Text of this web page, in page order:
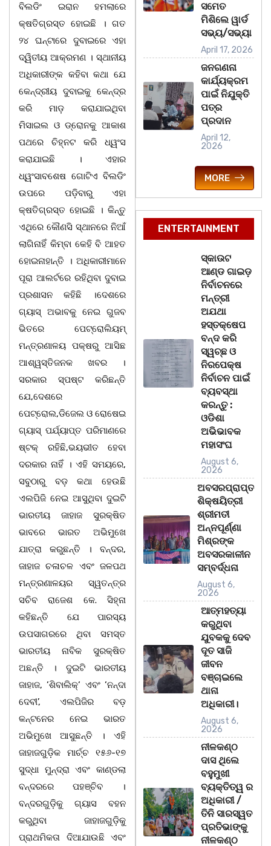
ବିଲଡିଂ ଇରାନ ହମଲାରେ
କ୍ଷତିଗ୍ରସ୍ତ ହୋଇଛି । ଗତ
୨୪ ଘନ୍ଟାରେ ଦୁବାଇରେ ଏହା
ଦ୍ୱିତୀୟ ଆକ୍ରମଣ । ସ୍ଥାନୀୟ
ଅଧିକାରୀଙ୍କ କହିବା କଥା ଯେ
କେନ୍ଦ୍ରୀୟ ଦୁବାଇକୁ କେନ୍ଦ୍ର
କରି ମାଡ଼ କରାଯାଇଥିବା
ମିସାଇଲ ଓ ଡ୍ରୋନକୁ ଆକାଶ
ପଥରେ ଚିହ୍ନଟ କରି ଧ୍ୱଂସ
କରାଯାଇଛି । ଏହାର
ଧ୍ୱଂସାବଶେଷ ଗୋଟିଏ ବିଲଡିଂ
ଉପରେ ପଡ଼ିବାରୁ ଏହା
କ୍ଷତିଗ୍ରସ୍ତ ହୋଇଛି । କିନ୍ତୁ
ଏଥିରେ କୌଣସି ସ୍ଥାନରେ ନିଆଁ
ଲାଗିନାହିଁ କିମ୍ବା କେହି ବି ଆହତ
ହୋଇନାହାନ୍ତି । ଅଧିକାରୀମାନେ
ପୂରା ଆଲର୍ଟରେ ରହିଥିବା ଦୁବାଇ
ପ୍ରଶାସନ କହିଛି ।ଦେଶରେ
ଗ୍ୟାସ୍ ଅଭାବକୁ ନେଇ ଗୁଜବ
ଭିତରେ ପେଟ୍ରୋଲିୟମ୍
ମନ୍ତ୍ରଣାଳୟ ପକ୍ଷରୁ ଆସିଛ
ଆଶ୍ୱସ୍ତିଜନକ ଖବର ।
ସରକାର ସ୍ପଷ୍ଟ କରିଛନ୍ତି
ଯେ,ଦେଶରେ
ପେଟ୍ରୋଲ,ଡିଜେଲ ଓ ରୋଷେଇ
ଗ୍ୟାସ୍ ପର୍ଯ୍ୟାପ୍ତ ପରିମାଣରେ
ଷ୍ଟକ୍ ରହିଛି,ଭୟଭୀତ ହେବା
ଦରକାର ନାହିଁ । ଏହି ସମୟରେ,
ସବୁଠାରୁ ବଡ଼ କଥା ହେଉଛି
ଏଲପିଜି ନେଇ ଆସୁଥିବା ଦୁଇଟି
ଭାରତୀୟ ଜାହାଜ ସୁରକ୍ଷିତ
ଭାବରେ ଭାରତ ଅଭିମୁଖେ
ଯାତ୍ରା କରୁଛନ୍ତି । ବନ୍ଦର,
ଜାହାଜ ଚଳାଚଳ ଏବଂ ଜଳପଥ
ମନ୍ତ୍ରଣାଳୟର ସ୍ୱତନ୍ତ୍ର
ସଚିବ ରାଜେଶ କେ. ସିହ୍ନା
କହିଛନ୍ତି ଯେ ପାରସ୍ୟ
ଉପସାଗରରେ ଥିବା ସମସ୍ତ
ଭାରତୀୟ ନାବିକ ସୁରକ୍ଷିତ
ଅଛନ୍ତି । ଦୁଇଟି ଭାରତୀୟ
ଜାହାଜ, ‘ଶିବାଲିକ୍‘ ଏବଂ ‘ନନ୍ଦା
ଦେବୀ’, ଏଲପିଜିର ବଡ଼
କନ୍ଟନେର ନେଇ ଭାରତ
ଅଭିମୁଖେ ଆସୁଛନ୍ତି । ଏହି
ଜାହାଜଗୁଡ଼ିକ ମାର୍ଚ୍ଚ ୧୫୬-୧୭
ସୁଦ୍ଧା ମୁନ୍ଦ୍ରା ଏବଂ କାଣ୍ଡଲା
ବନ୍ଦରରେ ପହଞ୍ଚିବ ।
ବନ୍ଦରଗୁଡ଼ିକୁ ଗ୍ୟାସ ବହନ
କରୁଥିବା ଜାହାଜଗୁଡ଼ିକୁ
ପ୍ରାଥମିକତା ଦିଆଯାଉଛି ଏବଂ
ସମେତ
ମିଶିଲେ ୱାର୍ଡ
ସଭ୍ୟ/ସଭ୍ୟା
April 17, 2026
ଜନଗଣନା
କାର୍ଯ୍ୟକ୍ରମ
ପାଇଁ ନିଯୁକ୍ତି
ପତ୍ର
ପ୍ରଦାନ
April 12,
2026
MORE
ENTERTAINMENT
ସ୍କାଉଟ
ଆଣ୍ଡ ଗାଇଡ଼
ନିର୍ବାଚନରେ
ମନ୍ତ୍ରୀ
ଅଯଥା
ହସ୍ତକ୍ଷେପ
ବନ୍ଦ କରି
ସ୍ୱଚ୍ଛ ଓ
ନିରପେକ୍ଷ
ନିର୍ବାଚନ ପାଇଁ
ବ୍ୟବସ୍ଥା
କରନ୍ତୁ :
ଓଡିଶା
ଅଭିଭାବକ
ମହାସଂଘ
August 6,
2026
ଅବସରପ୍ରାପ୍ତ
ଶିକ୍ଷୟିତ୍ରୀ
ଶ୍ରୀମତୀ
ଅନ୍ନପୂର୍ଣ୍ଣା
ମିଶ୍ରଙ୍କ
ଅବସରକାଳୀନ
ସମ୍ବର୍ଦ୍ଧନା
August 6,
2026
ଆତ୍ମହତ୍ୟା
କରୁଥିବା
ଯୁବକକୁ ଦେବ
ଦୂତ ସାଜି
ଜୀବନ
ବଞ୍ଚାଇଲେ
ଥାନା
ଅଧିକାରୀ।
August 6,
2026
ନୀଳକଣ୍ଠ
ଦାସ ଥିଲେ
ବହୁମୁଖୀ
ବ୍ୟକ୍ତିତ୍ୱ ର
ଅଧିକାରୀ /
ତିନି ସାରସ୍ୱତ
ପ୍ରତିଭାଙ୍କୁ
ନୀଳକଣ୍ଠ